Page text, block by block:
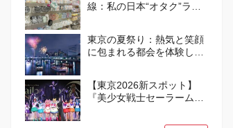
線：私の日本“オタク”ライ
東京の夏祭り：熱気と笑顔
に包まれる都会を体験しよ
【東京2026新スポット】
『美少女戦士セーラームー